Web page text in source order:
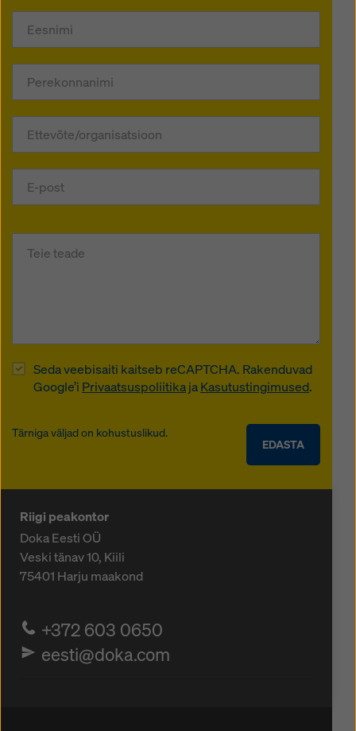
Seda veebisaiti kaitseb reCAPTCHA. Rakenduvad
Google’i PrivaatsuspoliitikajaKasutustingimused.
EDASTA
Tärniga väljad on kohustuslikud.
Riigi peakontor
Doka Eesti OÜ
Veski tänav 10, Kiili
75401 Harju maakond
+372 603 0650
eesti@doka.com